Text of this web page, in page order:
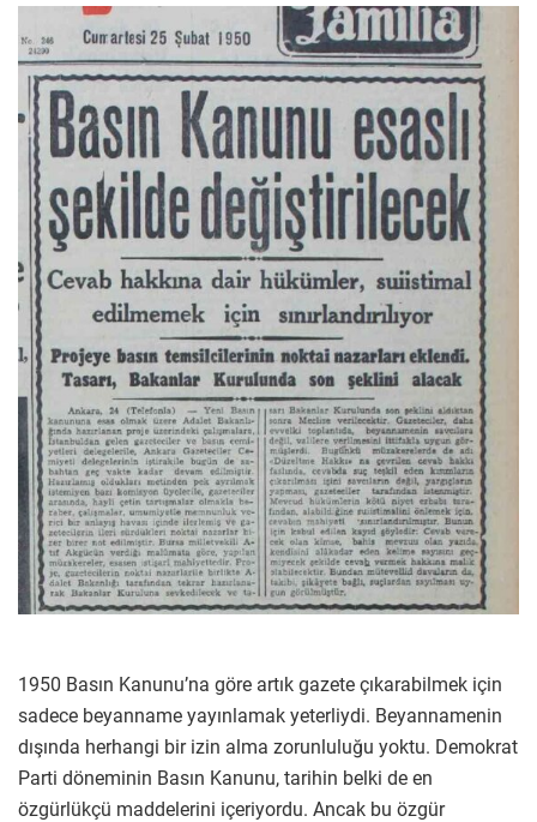
1950 Basın Kanunu’na göre artık gazete çıkarabilmek için
sadece beyanname yayınlamak yeterliydi. Beyannamenin
dışında herhangi bir izin alma zorunluluğu yoktu. Demokrat
Parti döneminin Basın Kanunu, tarihin belki de en
özgürlükçü maddelerini içeriyordu. Ancak bu özgür